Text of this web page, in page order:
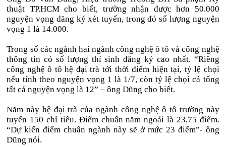
thuật TP.HCM cho biết, trường nhận được hơn 50.000
nguyện vọng đăng ký xét tuyển, trong đó số lượng nguyện
vọng 1 là 14.000.
Trong số các ngành hai ngành công nghệ ô tô và công nghệ
thông tin có số lượng thí sinh đăng ký cao nhất. “Riêng
công nghệ ô tô hệ đại trà tới thời điểm hiện tại, tỷ lệ chọi
nếu tính theo nguyện vọng 1 là 1/7, còn tỷ lệ chọi cả tổng
tất cả nguyện vọng là 12” – ông Dũng cho biết.
Năm này hệ đại trà của ngành công nghệ ô tô trường này
tuyển 150 chỉ tiêu. Điểm chuẩn năm ngoái là 23,75 điểm.
“Dự kiến điểm chuẩn ngành này sẽ ở mức 23 điểm”- ông
Dũng nói.